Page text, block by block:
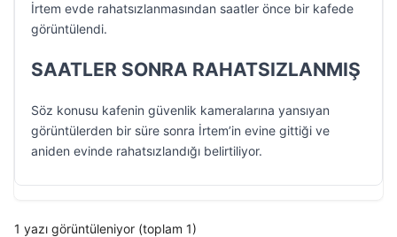
İrtem evde rahatsızlanmasından saatler önce bir kafede
görüntülendi.
SAATLER SONRA RAHATSIZLANMIŞ
Söz konusu kafenin güvenlik kameralarına yansıyan
görüntülerden bir süre sonra İrtem’in evine gittiği ve
aniden evinde rahatsızlandığı belirtiliyor.
1 yazı görüntüleniyor (toplam 1)